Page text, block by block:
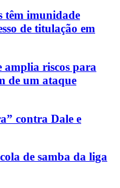
têm imunidade
de titulação em
amplia riscos para
de um ataque
contra Dale e
de samba da liga